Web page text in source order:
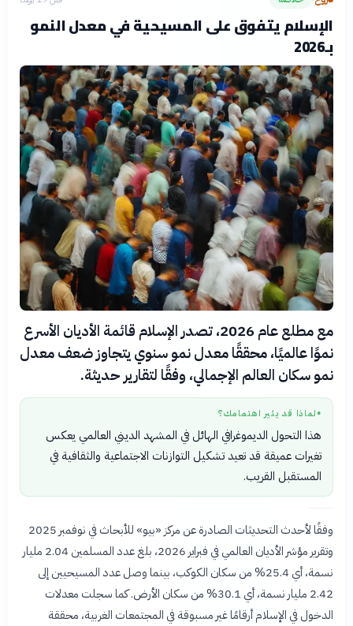
الإسلام يتفوق على المسيحية في معدل النمو
بـ2026
مع مطلع عام 2026، تصدر الإسلام قائمة الأديان الأسرع
نموًا عالميًا، محققًا معدل نمو سنوي يتجاوز ضعف معدل
نمو سكان العالم الإجمالي، وفقًا لتقارير حديثة.
● لماذا قد يثير اهتمامك؟
هذا التحول الديموغرافي الهائل في المشهد الديني العالمي يعكس
تغيرات عميقة قد تعيد تشكيل التوازنات الاجتماعية والثقافية في
المستقبل القريب.
وفقًا لأحدث التحديثات الصادرة عن مركز «بيو» للأبحاث في نوفمبر 2025
وتقرير مؤشر الأديان العالمي في فبراير 2026، بلغ عدد المسلمين 2.04 مليار
نسمة، أي 25.4% من سكان الكوكب، بينما وصل عدد المسيحيين إلى
2.42 مليار نسمة، أي 30.1% من سكان الأرض. كما سجلت معدلات
الدخول في الإسلام أرقامًا غير مسبوقة في المجتمعات الغربية، محققة